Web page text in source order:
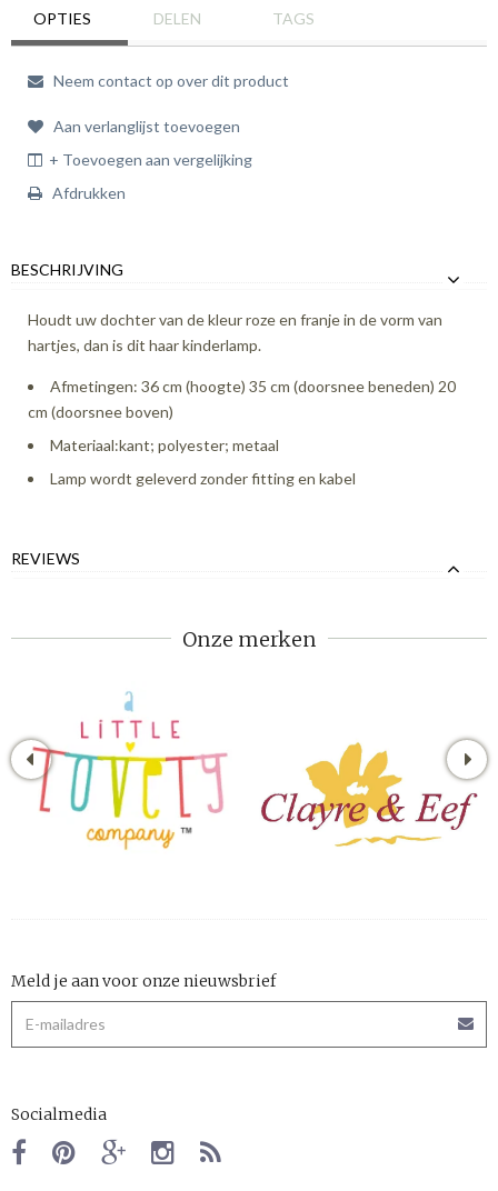
OPTIES DELEN TAGS
Neem contact op over dit product
Aan verlanglijst toevoegen
+ Toevoegen aan vergelijking
Afdrukken
BESCHRIJVING
Houdt uw dochter van de kleur roze en franje in de vorm van
hartjes, dan is dit haar kinderlamp.
Afmetingen: 36 cm (hoogte) 35 cm (doorsnee beneden) 20
cm (doorsnee boven)
Materiaal:kant; polyester; metaal
Lamp wordt geleverd zonder fitting en kabel
REVIEWS
Onze merken
Meld je aan voor onze nieuwsbrief
Socialmedia